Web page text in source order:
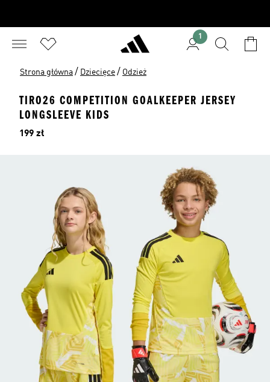
1
Strona główna / Dziecięce / Odzież
TIRO26 COMPETITION GOALKEEPER JERSEY
LONGSLEEVE KIDS
Cena
199 zł